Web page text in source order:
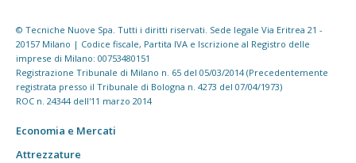
© Tecniche Nuove Spa. Tutti i diritti riservati. Sede legale Via Eritrea 21 -
20157 Milano | Codice fiscale, Partita IVA e Iscrizione al Registro delle
imprese di Milano: 00753480151
Registrazione Tribunale di Milano n. 65 del 05/03/2014 (Precedentemente
registrata presso il Tribunale di Bologna n. 4273 del 07/04/1973)
ROC n. 24344 dell'11 marzo 2014
Economia e Mercati
Attrezzature